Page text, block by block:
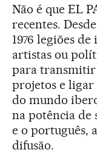
Não é que EL
recentes.
1976 legiões
artistas ou
para transmitir
projetos e ligar
do mundo
na potência de
e o português,
difusão.